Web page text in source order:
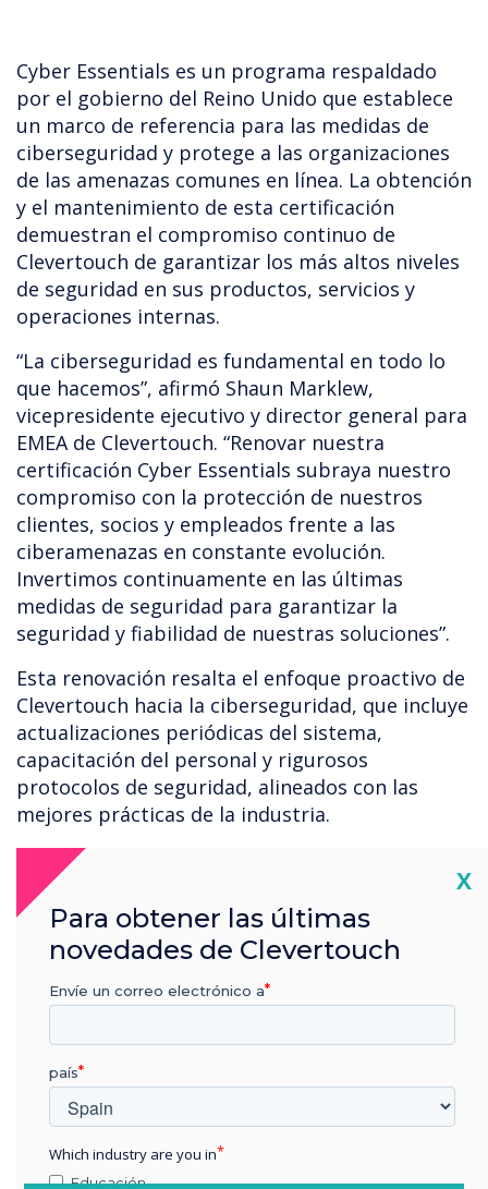
Cyber Essentials es un programa respaldado
por el gobierno del Reino Unido que establece
un marco de referencia para las medidas de
ciberseguridad y protege a las organizaciones
de las amenazas comunes en línea. La obtención
y el mantenimiento de esta certificación
demuestran el compromiso continuo de
Clevertouch de garantizar los más altos niveles
de seguridad en sus productos, servicios y
operaciones internas.
“La ciberseguridad es fundamental en todo lo
que hacemos”, afirmó Shaun Marklew,
vicepresidente ejecutivo y director general para
EMEA de Clevertouch. “Renovar nuestra
certificación Cyber Essentials subraya nuestro
compromiso con la protección de nuestros
clientes, socios y empleados frente a las
ciberamenazas en constante evolución.
Invertimos continuamente en las últimas
medidas de seguridad para garantizar la
seguridad y fiabilidad de nuestras soluciones”.
Esta renovación resalta el enfoque proactivo de
Clevertouch hacia la ciberseguridad, que incluye
actualizaciones periódicas del sistema,
capacitación del personal y rigurosos
protocolos de seguridad, alineados con las
mejores prácticas de la industria.
“
La ciberseguridad está en el
centro de todo lo que
hacemos.
X
Para obtener las últimas
novedades de Clevertouch
Envíe un correo electrónico a
país
Which industry are you in
Educación